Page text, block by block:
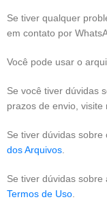
Se tiver qualquer
em contato por
Você pode usar o
Se você tiver dúvidas
prazos de envio, visite
Se tiver dúvidas
dos Arquivos
Se tiver dúvidas sobre
Termos de Uso